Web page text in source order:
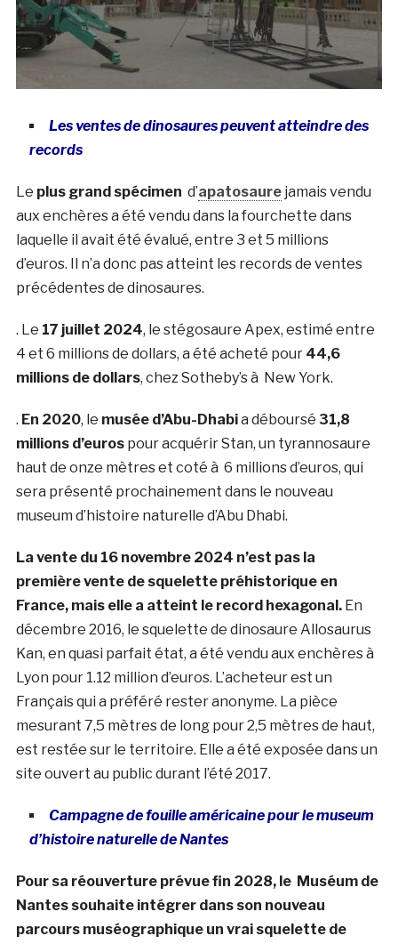
Les ventes de dinosaures peuvent atteindre des
records
Le plus grand spécimen d’apatosaurejamais vendu
aux enchères a été vendu dans la fourchette dans
laquelle il avait été évalué, entre 3 et 5 millions
d’euros. Il n’a donc pas atteint les records de ventes
précédentes de dinosaures.
. Le 17 juillet 2024, le stégosaure Apex, estimé entre
4 et 6 millions de dollars, a été acheté pour 44,6
millions de dollars, chez Sotheby’s à New York.
. En 2020, le musée d’Abu-Dhabia déboursé 31,8
millions d’eurospour acquérir Stan, un tyrannosaure
haut de onze mètres et coté à 6 millions d’euros, qui
sera présenté prochainement dans le nouveau
museum d’histoire naturelle d’Abu Dhabi.
La vente du 16 novembre 2024 n’est pas la
première vente de squelette préhistorique en
France, mais elle a atteint le record hexagonal.En
décembre 2016, le squelette de dinosaure Allosaurus
Kan, en quasi parfait état, a été vendu aux enchères à
Lyon pour 1.12 million d’euros. L’acheteur est un
Français qui a préféré rester anonyme. La pièce
mesurant 7,5 mètres de long pour 2,5 mètres de haut,
est restée sur le territoire. Elle a été exposée dans un
site ouvert au public durant l’été 2017.
Campagne de fouille américaine pour le museum
d’histoire naturelle de Nantes
Pour sa réouverture prévue fin 2028, le Muséum de
Nantes souhaite intégrer dans son nouveau
parcours muséographique un vrai squelette de